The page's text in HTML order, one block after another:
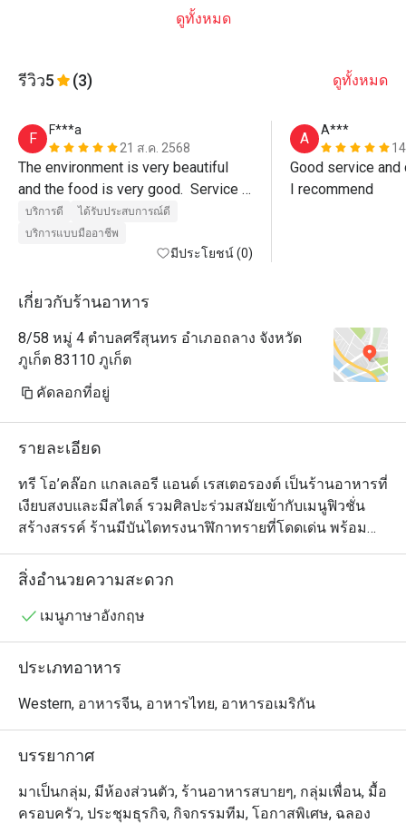
ดูทั้งหมด
รีวิว5 (3) ดูทั้งหมด
F
F***a
21 ส.ค. 2568
The environment is very beautiful
and the food is very good.  Service
was also excellent, Paulo the
manager even walked us out of the
restaurant.  Must visit.
บริการดี
ได้รับประสบการณ์ดี
บริการแบบมืออาชีพ
มีประโยชน์ (0)
A
A***
Good service
I recommend
เกี่ยวกับร้านอาหาร
8/58 หมู่ 4 ตำบลศรีสุนทร อำเภอถลาง จังหวัด
ภูเก็ต 83110 ภูเก็ต
คัดลอกที่อยู่
รายละเอียด
ทรี โอ’คล๊อก แกลเลอรี แอนด์ เรสเตอรองต์ เป็นร้านอาหารที่
เงียบสงบและมีสไตล์ รวมศิลปะร่วมสมัยเข้ากับเมนูฟิวชั่น
สร้างสรรค์ ร้านมีบันไดทรงนาฬิกาทรายที่โดดเด่น พร้อม
ด้วยหลังคากระจกและวิวสวน ให้บรรยากาศสงบเหมาะกับ
คนรักศิลปะและผู้ที่ต้องการมื้ออาหารผ่อนคลาย เมนูเน้น
แสดงงานศิลปะหมุนเวียนและเวิร์กช็อปต่างๆ ทำให้ที่นี่เป็น
ในที่เดียว
สิ่งอำนวยความสะดวก
เมนูภาษาอังกฤษ
ประเภทอาหาร
Western, อาหารจีน, อาหารไทย, อาหารอเมริกัน
บรรยากาศ
มาเป็นกลุ่ม, มีห้องส่วนตัว, ร้านอาหารสบายๆ, กลุ่มเพื่อน, มื้อ
ครอบครัว, ประชุมธุรกิจ, กิจกรรมทีม, โอกาสพิเศษ, ฉลอง